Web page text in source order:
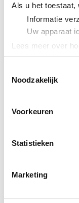
Als u het toestaat,
Informatie
Uw apparaat
Lees meer over
We gebruiken
verstrekt of die ze
Noodzakelijk
Voorkeuren
Statistieken
Marketing